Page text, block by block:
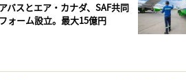
バスとエア・カナダ、SAF共同
ォーム設立。最大15億円